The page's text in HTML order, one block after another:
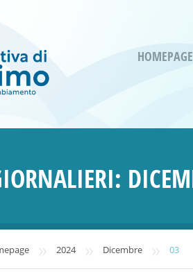
HOMEPAGE
» 2024 » Dicembre » 03